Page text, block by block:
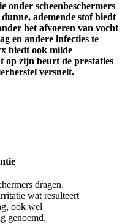
onder scheenbeschermers
ademende stof biedt
het afvoeren van vocht
en andere infecties te
biedt ook milde
op zijn beurt de prestaties
versnelt.
dragen,
wat resulteert
ook wel
genoemd.